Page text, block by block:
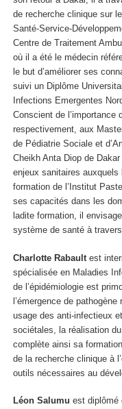
de recherche clinique sur
Santé-Service-
Centre de Traitement
où il a été le médecin
le but d’améliorer ses
suivi un Diplôme
Infections Emergentes
Conscient de l’importance
respectivement, aux
de Pédiatrie Sociale et
Cheikh Anta Diop de
enjeux sanitaires
formation de l’Institut
ses capacités dans les
ladite formation, il
système de santé à
Charlotte Rabault est
spécialisée en Maladies
de l’épidémiologie est
l’émergence de
usage des anti-infectieux
sociétales, la réalisation
complète ainsi sa
de la recherche clinique à
outils nécessaires au
Léon Salumu est diplômé